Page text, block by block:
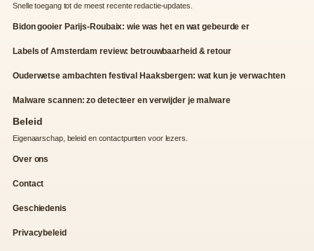
Snelle toegang tot de meest recente redactie-updates.
Bidon gooier Parijs-Roubaix: wie was het en wat gebeurde er
Labels of Amsterdam review: betrouwbaarheid & retour
Ouderwetse ambachten festival Haaksbergen: wat kun je verwachten
Malware scannen: zo detecteer en verwijder je malware
Beleid
Eigenaarschap, beleid en contactpunten voor lezers.
Over ons
Contact
Geschiedenis
Privacybeleid